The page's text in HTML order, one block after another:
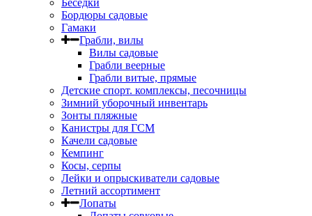
Беседки
Бордюры садовые
Гамаки
Грабли, вилы
Вилы садовые
Грабли веерные
Грабли витые, прямые
Детские спорт. комплексы, песочницы
Зимний уборочный инвентарь
Зонты пляжные
Канистры для ГСМ
Качели садовые
Кемпинг
Косы, серпы
Лейки и опрыскиватели садовые
Летний ассортимент
Лопаты